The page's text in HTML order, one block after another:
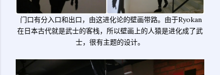
门口有分入口和出口，由这进化论的壁画带路。由于Ryokan
在日本古代就是武士的客栈，所以壁画上的人猿是进化成了武
士，很有主题的设计。